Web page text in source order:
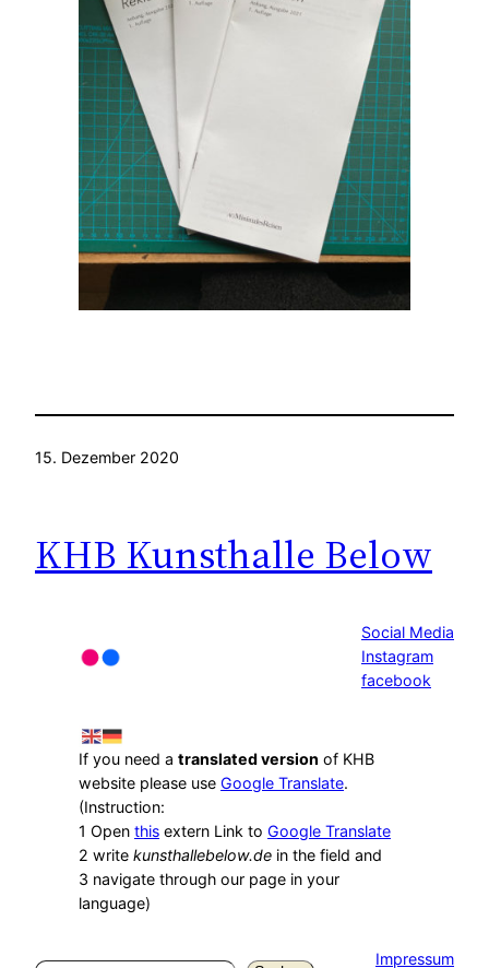
15. Dezember 2020
KHB Kunsthalle Below
Social Media
Instagram
facebook
If you need a translated version of KHB
website please use Google Translate.
(Instruction:
1 Open this extern Link to Google Translate
2 write kunsthallebelow.de in the field and
3 navigate through our page in your
language)
Impressum